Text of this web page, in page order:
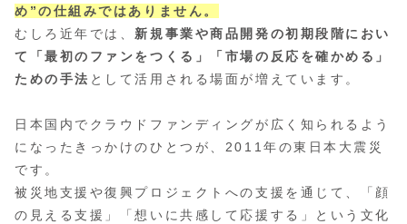
め”の仕組みではありません。
むしろ近年では、 新規事業や商品開発の初期段階におい
て「最初のファンをつくる」「市場の反応を確かめる」
ための手法 として活用される場面が増えています。
日本国内でクラウドファンディングが広く知られるよう
になったきっかけのひとつが、2011年の東日本大震災
です。
被災地支援や復興プロジェクトへの支援を通じて、「顔
の見える支援」「想いに共感して応援する」という文化